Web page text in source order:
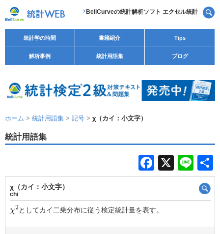
BellCurveの統計解析ソフト エクセル統計
統計学の時間 書籍紹介 Tips
解析事例 統計用語集 ブログ
ホーム > 統計用語集 > 記号 > χ（カイ：小文字）
統計用語集
F
a
e
X
Li
n
e
χ（カイ：小文字）
chi
としてカイ二乗分布に従う検定統計量を表す。